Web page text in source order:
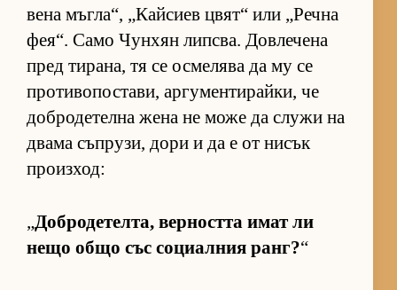
вена мъг­ла“, „Кай­сиев цвят“ или „Речна
фе­я“. Само Чун­хян лип­с­ва. Дов­ле­чена
пред ти­ра­на, тя се ос­ме­лява да му се
про­ти­во­пос­та­ви, ар­гу­мен­ти­рай­ки, че
доб­ро­де­телна жена не може да служи на
двама съп­ру­зи, дори и да е от ни­сък
про­из­ход:
„Доб­ро­де­тел­та, вер­ността имат ли
нещо общо със со­ци­ал­ния ранг?“